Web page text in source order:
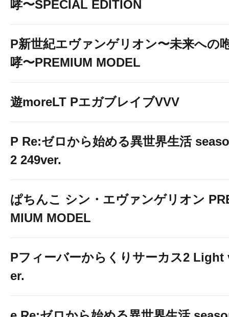
哮〜SPECIAL EDITION
P新世紀エヴァンゲリオン〜未来への
哮〜PREMIUM MODEL
遊moreLT PエガブレイブVVV
P Re:ゼロから始める異世界生活
2 249ver.
ぱちんこ シン・エヴァンゲリオン
MIUM MODEL
Pフィーバーからくりサーカス2 Light
er.